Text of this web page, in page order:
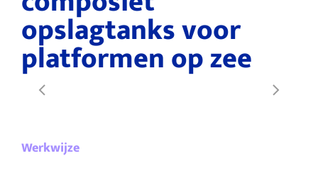
opslagtanks voor
platformen op zee
Werkwijze